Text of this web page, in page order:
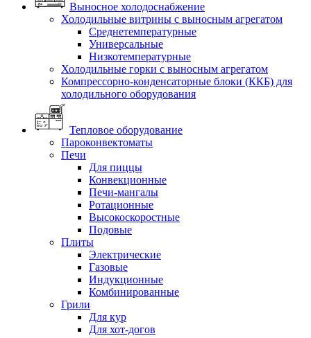
Выносное холодоснабжение
Холодильные витрины с выносным агрегатом
Среднетемпературные
Универсальные
Низкотемпературные
Холодильные горки с выносным агрегатом
Компрессорно-конденсаторные блоки (ККБ) для
холодильного оборудования
Тепловое оборудование
Пароконвектоматы
Печи
Для пиццы
Конвекционные
Печи-мангалы
Ротационные
Высокоскоростные
Подовые
Плиты
Электрические
Газовые
Индукционные
Комбинированные
Грили
Для кур
Для хот-догов